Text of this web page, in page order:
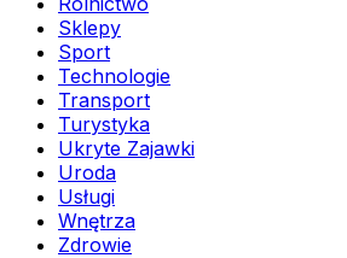
Sklepy
Sport
Technologie
Transport
Turystyka
Ukryte Zajawki
Uroda
Usługi
Wnętrza
Zdrowie